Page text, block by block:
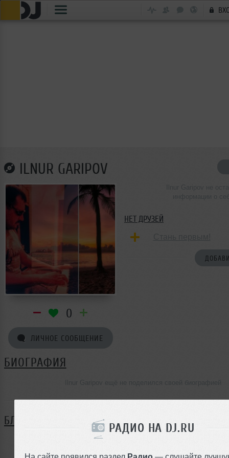
РАДИО НА DJ.RU
На сайте появился раздел Радио — слушайте
ILNUR GARIPOV
0
ЛИЧНОЕ СООБЩЕНИЕ
НЕТ ДРУЗЕЙ
БИОГРАФИЯ
БЛОГ